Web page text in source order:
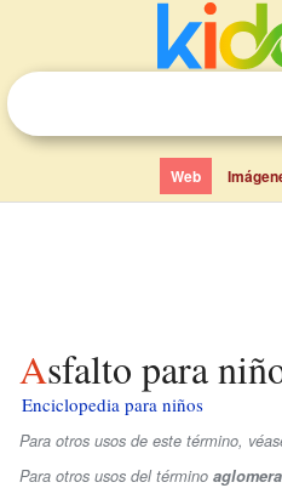
Web
Asfalto para
Enciclopedia para niños
Para otros usos de este término,
Para otros usos del término